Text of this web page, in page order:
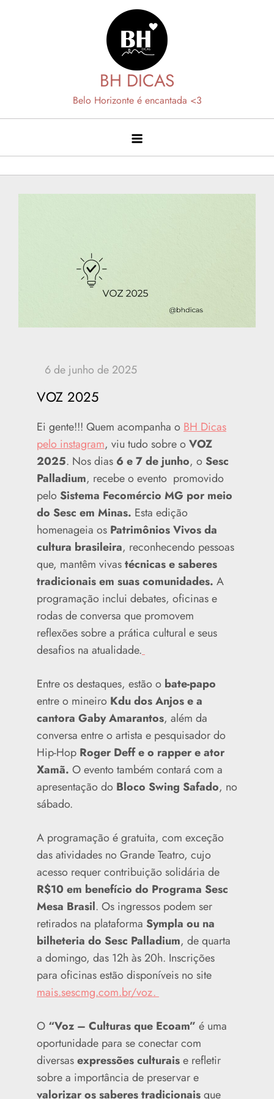
BH DICAS
Belo Horizonte é encantada <3
VOZ 2025
Ei gente!!! Quem acompanha oBH Dicas
pelo instagram, viu tudo sobre oVOZ
2025. Nos dias 6 e 7 de junho, oSesc
Palladium, recebe o evento promovido
peloSistema Fecomércio MG por meio
do Sesc em Minas. Esta edição
homenageia os Patrimônios Vivos da
cultura brasileira, reconhecendo pessoas
que, mantêm vivastécnicas e saberes
tradicionais em suas comunidades. A
programação inclui debates, oficinas e
rodas de conversa que promovem
reflexões sobre a prática cultural e seus
desafios na atualidade.
Entre os destaques, estão o bate-papo
entre o mineiro Kdu dos Anjos e a
cantora Gaby Amarantos, além da
conversa entre o artista e pesquisador do
Hip-Hop Roger Deff e o rapper e ator
Xamã. O evento também contará com a
apresentação do Bloco Swing Safado, no
sábado.
A programação é gratuita, com exceção
das atividades no Grande Teatro, cujo
acesso requer contribuição solidária de
R$10 em benefício do Programa Sesc
Mesa Brasil. Os ingressos podem ser
retirados na plataforma Sympla ou na
bilheteria do Sesc Palladium, de quarta
a domingo, das 12h às 20h. Inscrições
para oficinas estão disponíveis no site
mais.sescmg.com.br/voz.
O “Voz – Culturas que Ecoam” é uma
oportunidade para se conectar com
diversasexpressões culturaise refletir
sobre a importância de preservar e
valorizar os saberes tradicionaisque